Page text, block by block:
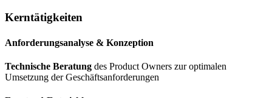
Kerntätigkeiten
Anforderungsanalyse & Konzeption
Technische Beratung des Product Owners zur optimalen
Umsetzung der Geschäftsanforderungen